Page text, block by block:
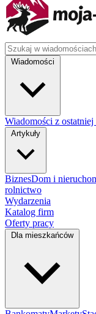
Wiadomości
Wiadomości z
Artykuły
BiznesDom i
rolnictwo
Wydarzenia
Katalog firm
Oferty pracy
Dla mieszkańców